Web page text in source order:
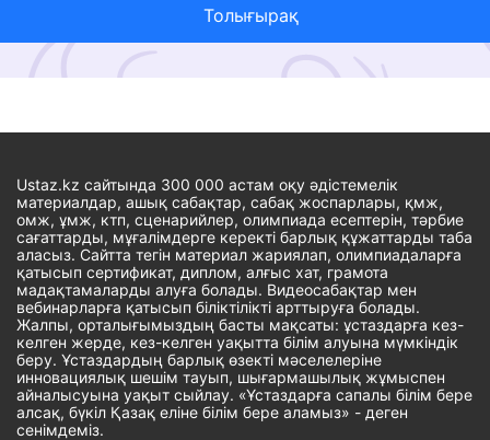
Толығырақ
Ustaz.kz сайтында 300 000 астам оқу әдістемелік
материалдар, ашық сабақтар, сабақ жоспарлары, қмж,
омж, ұмж, ктп, сценарийлер, олимпиада есептерін, тәрбие
сағаттарды, мұғалімдерге керекті барлық құжаттарды таба
аласыз. Сайтта тегін материал жариялап, олимпиадаларға
қатысып сертификат, диплом, алғыс хат, грамота
мадақтамаларды алуға болады. Видеосабақтар мен
вебинарларға қатысып біліктілікті арттыруға болады.
Жалпы, орталығымыздың басты мақсаты: ұстаздарға кез-
келген жерде, кез-келген уақытта білім алуына мүмкіндік
беру. Ұстаздардың барлық өзекті мәселелеріне
инновациялық шешім тауып, шығармашылық жұмыспен
айналысуына уақыт сыйлау. «Ұстаздарға сапалы білім бере
алсақ, бүкіл Қазақ еліне білім бере аламыз» - деген
сенімдеміз.